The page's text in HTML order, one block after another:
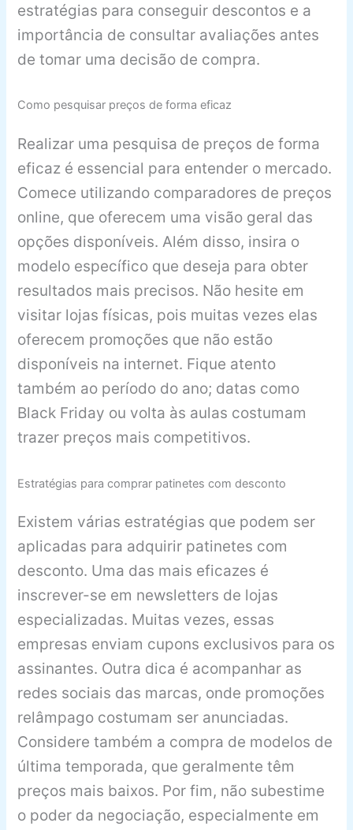
estratégias para conseguir descontos e a
importância de consultar avaliações antes
de tomar uma decisão de compra.
Como pesquisar preços de forma eficaz
Realizar uma pesquisa de preços de forma
eficaz é essencial para entender o mercado.
Comece utilizando comparadores de preços
online, que oferecem uma visão geral das
opções disponíveis. Além disso, insira o
modelo específico que deseja para obter
resultados mais precisos. Não hesite em
visitar lojas físicas, pois muitas vezes elas
oferecem promoções que não estão
disponíveis na internet. Fique atento
também ao período do ano; datas como
Black Friday ou volta às aulas costumam
trazer preços mais competitivos.
Estratégias para comprar patinetes com desconto
Existem várias estratégias que podem ser
aplicadas para adquirir patinetes com
desconto. Uma das mais eficazes é
inscrever-se em newsletters de lojas
especializadas. Muitas vezes, essas
empresas enviam cupons exclusivos para os
assinantes. Outra dica é acompanhar as
redes sociais das marcas, onde promoções
relâmpago costumam ser anunciadas.
Considere também a compra de modelos de
última temporada, que geralmente têm
preços mais baixos. Por fim, não subestime
o poder da negociação, especialmente em